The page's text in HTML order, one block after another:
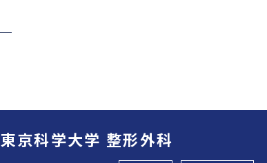
東京科学大学 整形外科